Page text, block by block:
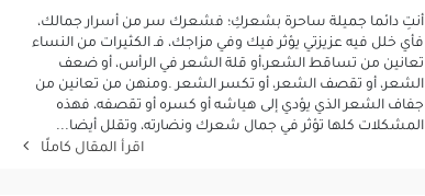
أنتِ دائما جميلة ساحرة بشعركِ؛ فشعرك سر من أسرار جمالك،
فأي خلل فيه عزيزتي يؤثر فيك وفي مزاجك، فـ الكثيرات من النساء
تعانين من تساقط الشعر،أو قلة الشعر في الرأس، أو ضعف
الشعر، أو تقصف الشعر، أو تكسر الشعر .ومنهن من تعانين من
جفاف الشعر الذي يؤدي إلى هياشه أو كسره أو تقصفه، فهذه
المشكلات كلها تؤثر في جمال شعرك ونضارته، وتقلل أيضا...
اقرأ المقال كاملًا